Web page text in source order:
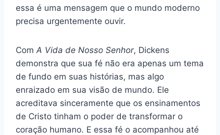
essa é uma mensagem que o mundo moderno
precisa urgentemente ouvir.
Com A Vida de Nosso Senhor, Dickens
demonstra que sua fé não era apenas um tema
de fundo em suas histórias, mas algo
enraizado em sua visão de mundo. Ele
acreditava sinceramente que os ensinamentos
de Cristo tinham o poder de transformar o
coração humano. E essa fé o acompanhou até